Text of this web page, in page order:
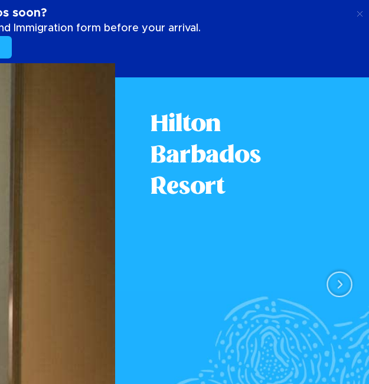
soon?
Immigration form before your arrival.
Hilton
Barbados
Resort